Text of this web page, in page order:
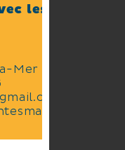
les écoles
Mer